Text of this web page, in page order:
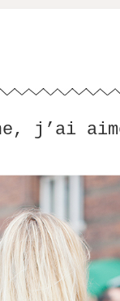
j’ai